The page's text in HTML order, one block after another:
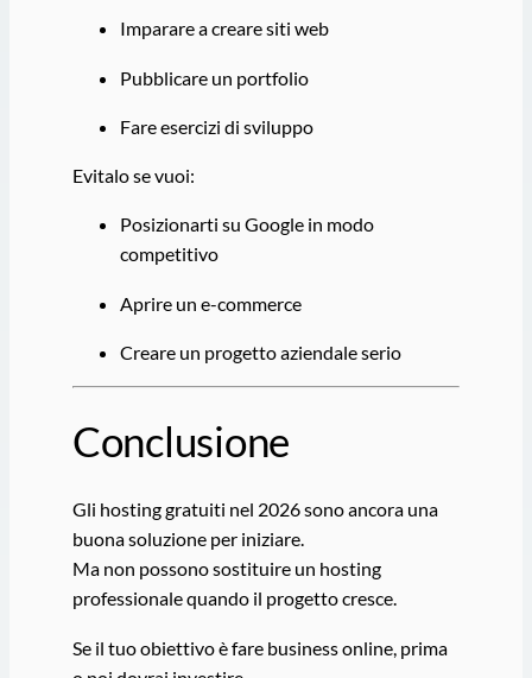
Imparare a creare siti web
Pubblicare un portfolio
Fare esercizi di sviluppo
Evitalo se vuoi:
Posizionarti su Google in modo
competitivo
Aprire un e-commerce
Creare un progetto aziendale serio
Conclusione
Gli hosting gratuiti nel 2026 sono ancora una
buona soluzione per iniziare.
Ma non possono sostituire un hosting
professionale quando il progetto cresce.
Se il tuo obiettivo è fare business online, prima